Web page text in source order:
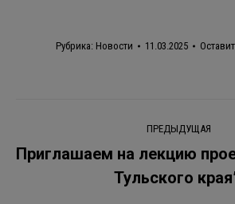
Рубрика: Новости 11.03.2025
Навигация
по
записям
ПРЕДЫДУЩАЯ
запись:
Приглашаем на лекцию
Тульского